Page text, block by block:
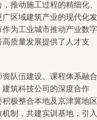
推动施工过程的精细化、
区域建筑产业的现代化发
为工业城市推动产业数字
质量发展提供了人才支
队伍建设、课程体系融合
筑科技公司的深度合作
极整合本地及京津冀地区
制，共建实训基地，引入